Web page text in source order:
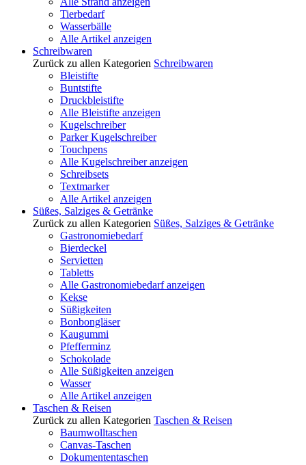
Tierbedarf
Wasserbälle
Alle Artikel anzeigen
Schreibwaren
Zurück zu allen Kategorien Schreibwaren
Bleistifte
Buntstifte
Druckbleistifte
Alle Bleistifte anzeigen
Kugelschreiber
Parker Kugelschreiber
Touchpens
Alle Kugelschreiber anzeigen
Schreibsets
Textmarker
Alle Artikel anzeigen
Süßes, Salziges & Getränke
Zurück zu allen Kategorien Süßes, Salziges & Getränke
Gastronomiebedarf
Bierdeckel
Servietten
Tabletts
Alle Gastronomiebedarf anzeigen
Kekse
Süßigkeiten
Bonbongläser
Kaugummi
Pfefferminz
Schokolade
Alle Süßigkeiten anzeigen
Wasser
Alle Artikel anzeigen
Taschen & Reisen
Zurück zu allen Kategorien Taschen & Reisen
Baumwolltaschen
Canvas-Taschen
Dokumententaschen